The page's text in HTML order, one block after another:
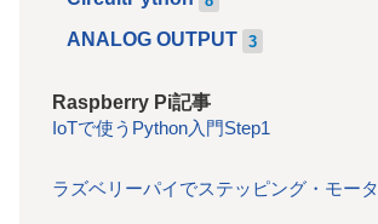
ANALOG OUTPUT 3
Raspberry Pi記事
IoTで使うPython入門Step1
ラズベリーパイでステッピング・モータ